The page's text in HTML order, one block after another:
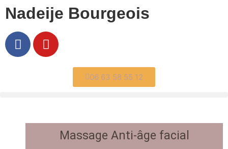
Nadeije Bourgeois
06 63 58 55 12
Massage Anti-âge facial